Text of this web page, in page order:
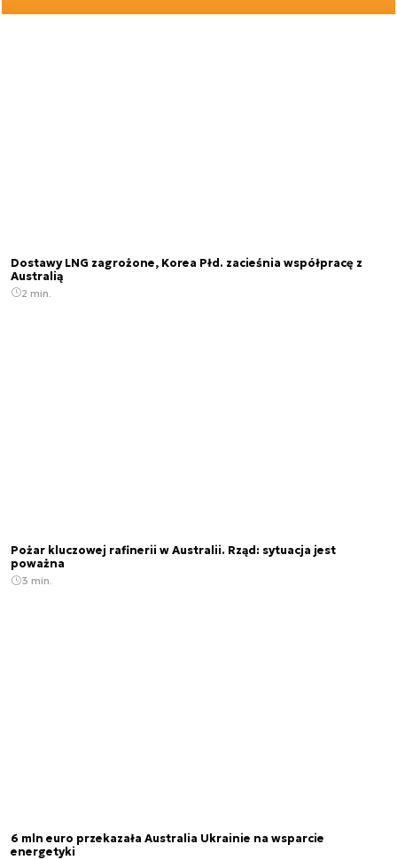
Dostawy LNG zagrożone, Korea Płd. zacieśnia współpracę z
Australią
2 min.
Pożar kluczowej rafinerii w Australii. Rząd: sytuacja jest
poważna
3 min.
6 mln euro przekazała Australia Ukrainie na wsparcie
energetyki